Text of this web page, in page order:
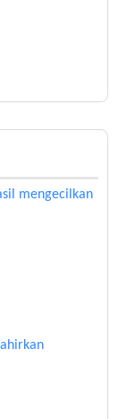
mengecilkan